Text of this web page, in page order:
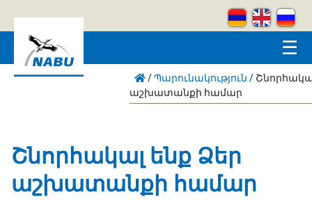
☰
/Պարունակություն /
աշխատանքի համար
Շնորհակալ ենք Ձեր
աշխատանքի համար